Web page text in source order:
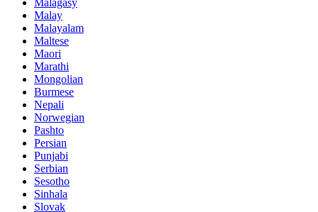
Malagasy
Malay
Malayalam
Maltese
Maori
Marathi
Mongolian
Burmese
Nepali
Norwegian
Pashto
Persian
Punjabi
Serbian
Sesotho
Sinhala
Slovak